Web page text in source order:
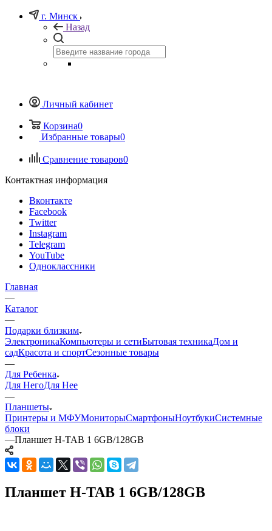
г. Минск
Назад
Личный кабинет
Корзина0
Избранные товары0
Сравнение товаров0
Контактная информация
Вконтакте
Facebook
Twitter
Instagram
Telegram
YouTube
Одноклассники
Главная
—
Каталог
—
Подарки близким
ЭлектроникаКомпьютеры и сетиБытовая техникаДом и
садКрасота и спортСезонные товары
—
Для Ребенка
Для НегоДля Нее
—
Планшеты
Принтеры и МФУМониторыСмартфоныНоутбукиСистемные
блоки
—Планшет H-TAB 1 6GB/128GB
Планшет H-TAB 1 6GB/128GB